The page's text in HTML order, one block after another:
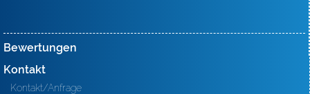
Bewertungen
Kontakt
Kontakt/Anfrage